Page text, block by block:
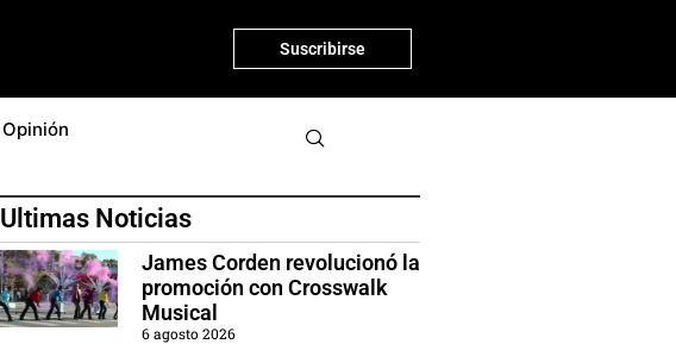
Suscribirse
Opinión
Ultimas Noticias
James Corden revolucionó la
promoción con Crosswalk
Musical
6 agosto 2026